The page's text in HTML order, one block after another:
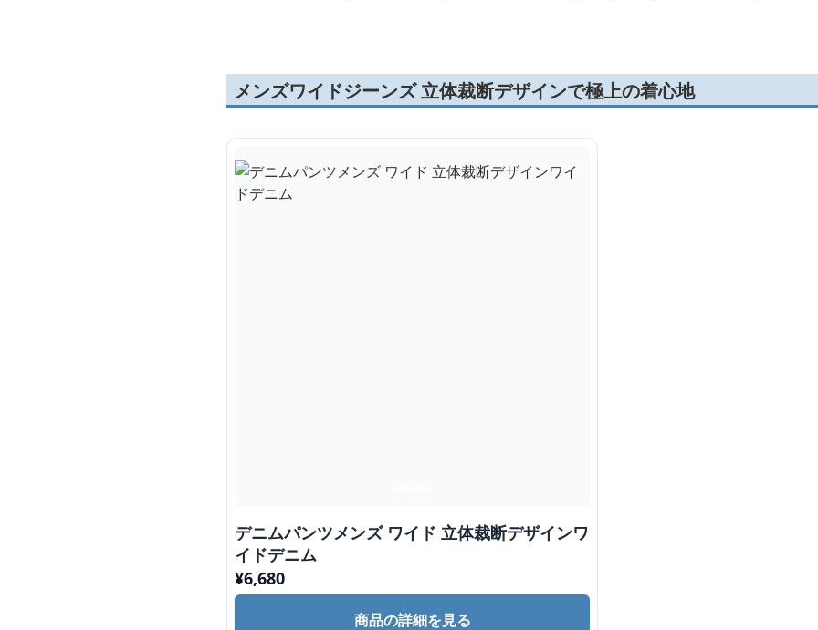
メンズワイドジーンズ 立体裁断デザインで極上の着心地
デニムパンツメンズ ワイド 立体裁断デザインワ
イドデニム
¥6,680
商品の詳細を見る